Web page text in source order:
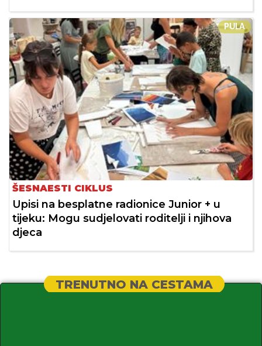
PULA
ŠESNAESTI CIKLUS
Upisi na besplatne radionice Junior + u
tijeku: Mogu sudjelovati roditelji i njihova
djeca
TRENUTNO NA CESTAMA